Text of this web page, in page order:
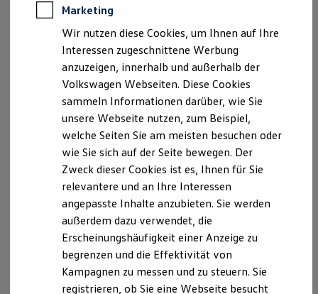
Rekuperation
Laden unterwegs
Laden Zuhause
Ladestationen finden
Ladezeitensimulator
Batterie
Sicherheit
Nachhaltigkeit
Technologie
Kosten und Kauf
Kaufoptionen
E-Auto-Förderung
Software und Konnektivität
Die ID. Software 6
ID. Software Versionen und Updates
Digitale Extras
Schnittstellen zu Ihrem ID.
Hybridautos
Marke und Erlebnis
Volkswagen R und R Experience
Der neue ID.3 Neo
So geht neu. Klar im Design. Stark im Alltag.
Entdecken Sie jetzt den neuen ID.3 Neo!
Mehr zum ID.3 Neo erfahren
Marketing
Wir nutzen diese Cookies, um Ihnen auf Ihre
Interessen zugeschnittene Werbung
anzuzeigen, innerhalb und außerhalb der
Volkswagen Webseiten. Diese Cookies
sammeln Informationen darüber, wie Sie
unsere Webseite nutzen, zum Beispiel,
welche Seiten Sie am meisten besuchen oder
wie Sie sich auf der Seite bewegen. Der
Zweck dieser Cookies ist es, Ihnen für Sie
relevantere und an Ihre Interessen
angepasste Inhalte anzubieten. Sie werden
außerdem dazu verwendet, die
Erscheinungshäufigkeit einer Anzeige zu
begrenzen und die Effektivität von
Kampagnen zu messen und zu steuern. Sie
registrieren, ob Sie eine Webseite besucht